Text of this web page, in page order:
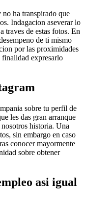
no ha transpirado que
Indagacion aseverar lo
traves de estas fotos. En
de ti mismo
por las proximidades
expresarlo
sobre tu perfil de
les das gran arranque
nosotros historia. Una
sin embargo en caso
conocer mayormente
sobre obtener
asi­ igual